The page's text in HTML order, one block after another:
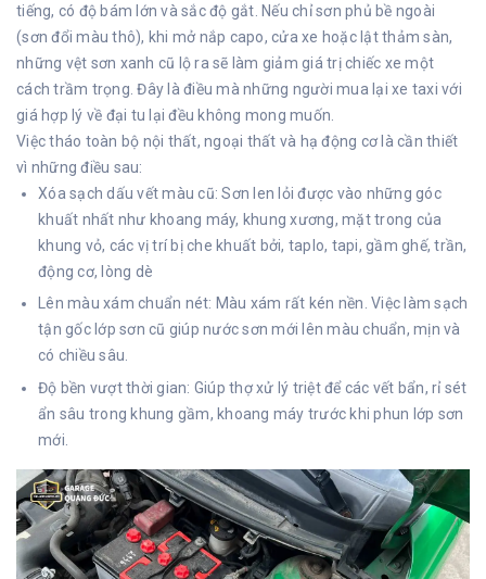
tiếng, có độ bám lớn và sắc độ gắt. Nếu chỉ sơn phủ bề ngoài
(sơn đổi màu thô), khi mở nắp capo, cửa xe hoặc lật thảm sàn,
những vệt sơn xanh cũ lộ ra sẽ làm giảm giá trị chiếc xe một
cách trầm trọng. Đây là điều mà những người mua lại xe taxi với
giá hợp lý về đại tu lại đều không mong muốn.
Việc tháo toàn bộ nội thất, ngoại thất và hạ động cơ là cần thiết
vì những điều sau:
Xóa sạch dấu vết màu cũ: Sơn len lỏi được vào những góc
khuất nhất như khoang máy, khung xương, mặt trong của
khung vỏ, các vị trí bị che khuất bởi, taplo, tapi, gầm ghế, trần,
động cơ, lòng dè
Lên màu xám chuẩn nét: Màu xám rất kén nền. Việc làm sạch
tận gốc lớp sơn cũ giúp nước sơn mới lên màu chuẩn, mịn và
có chiều sâu.
Độ bền vượt thời gian: Giúp thợ xử lý triệt để các vết bẩn, rỉ sét
ẩn sâu trong khung gầm, khoang máy trước khi phun lớp sơn
mới.